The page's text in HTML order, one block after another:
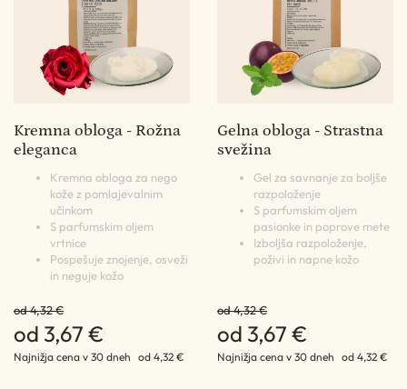
Kremna obloga - Rožna
eleganca
Kremna obloga za nego
kože z pomlajevalnim
učinkom
S parfumskim oljem
vrtnice
Pospešuje znojenje, osveži
in neguje kožo
od 4,32 €
od 3,67 €
Najnižja cena v 30 dneh od 4,32 €
Gelna obloga - Strastna
svežina
Gel za savnanje za boljše
razpoloženje
S parfumskim oljem
pasionke in poprove mete
Izboljša razpoloženje,
poživi in napne kožo
od 4,32 €
od 3,67 €
Najnižja cena v 30 dneh od 4,32 €